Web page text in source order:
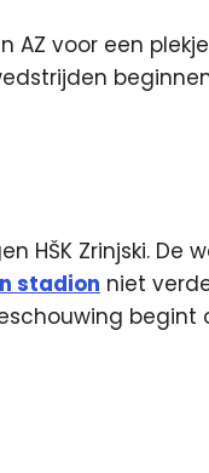
AZ voor een
HŠK Zrinjski. De
stadion niet
begint